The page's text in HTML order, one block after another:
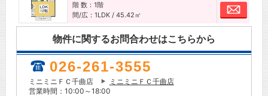
階 数：1階
間/広：1LDK / 45.42㎡
お問
物件に関するお問合わせはこちらから
026-261-3555
ミニミニＦＣ千曲店
ミニミニＦＣ千曲店
営業時間：10:00～18:00